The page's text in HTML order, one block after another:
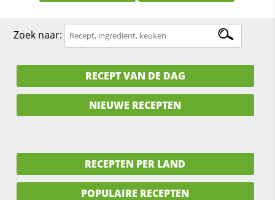
Zoek naar:
RECEPT VAN DE DAG
NIEUWE RECEPTEN
RECEPTEN PER LAND
POPULAIRE RECEPTEN